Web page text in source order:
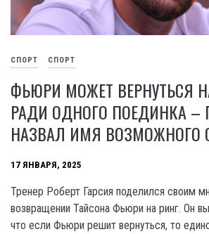
СПОРТ СПОРТ
ФЬЮРИ МОЖЕТ ВЕРНУТЬСЯ
РАДИ ОДНОГО ПОЕДИНКА –
НАЗВАЛ ИМЯ ВОЗМОЖНОГО
17 ЯНВАРЯ, 2025
Тренер Роберт Гарсия поделился своим
возвращении Тайсона Фьюри на ринг. Он
что если Фьюри решит вернуться, то